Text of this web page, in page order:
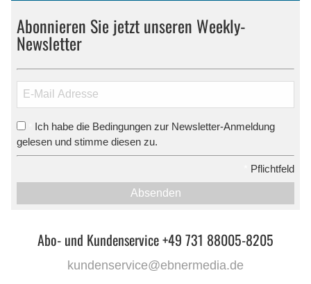
Abonnieren Sie jetzt unseren Weekly-
Newsletter
Ich habe die Bedingungen zur Newsletter-Anmeldung
gelesen und stimme diesen zu.
Pflichtfeld
Absenden
Abo- und Kundenservice +49 731 88005-8205
kundenservice@ebnermedia.de